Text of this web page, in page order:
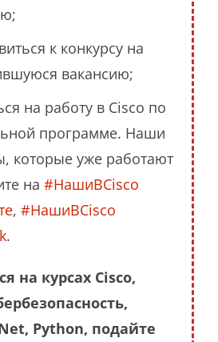
к конкурсу на
вакансию;
на работу в Cisco по
программе. Наши
которые уже работают
на #НашиВCisco
, #НашиВCisco
.
на курсах Cisco,
Python, подайте